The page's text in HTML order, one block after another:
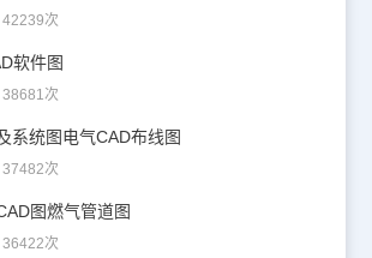
次
软件图
次
系统图电气CAD布线图
次
图燃气管道图
次